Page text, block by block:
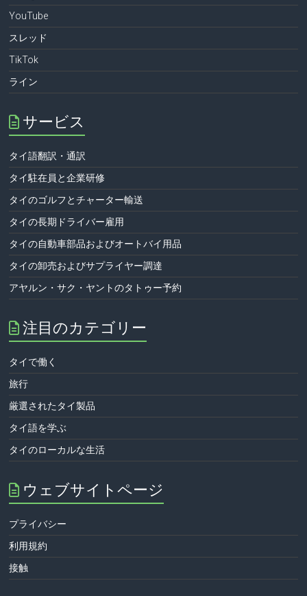
YouTube
スレッド
TikTok
ライン
サービス
タイ語翻訳・通訳
タイ駐在員と企業研修
タイのゴルフとチャーター輸送
タイの長期ドライバー雇用
タイの自動車部品およびオートバイ用品
タイの卸売およびサプライヤー調達
アヤルン・サク・ヤントのタトゥー予約
注目のカテゴリー
タイで働く
旅行
厳選されたタイ製品
タイ語を学ぶ
タイのローカルな生活
ウェブサイトページ
プライバシー
利用規約
接触